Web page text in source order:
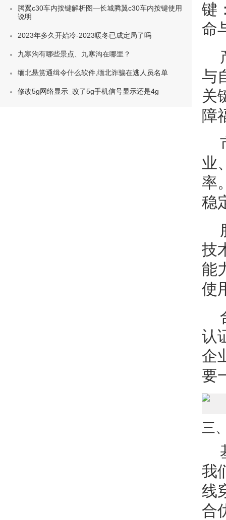
键
命
与
关
障
业
率
稳
技
能
使
认
企
要
三
我
线
合
腾翼c30车内按键解析图—长城腾翼c30车内按键使用
说明
2023年多久开始冷-2023暖冬已成定局了吗
九寒沟有哪些景点、九寒沟在哪里？
缅北悬赏通缉令什么软件,缅北诈骗在逃人员名单
修改5g网络显示_改了5g手机信号显示还是4g